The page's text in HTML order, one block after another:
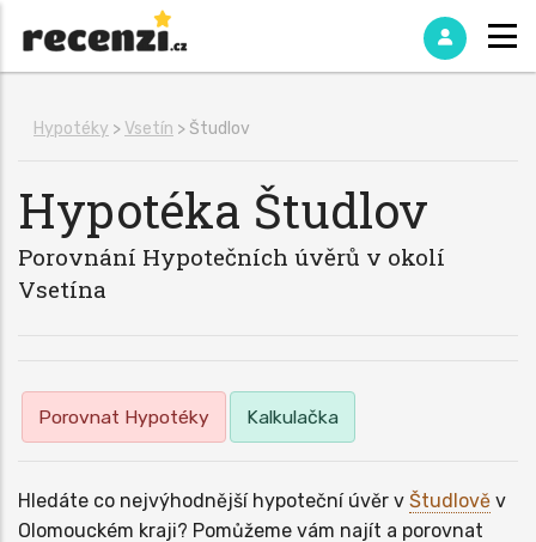
Hypotéky > Vsetín > Študlov
Hypotéka Študlov
Porovnání Hypotečních úvěrů v okolí
Vsetína
Porovnat Hypotéky Kalkulačka
Hledáte co nejvýhodnější hypoteční úvěr v Študlově v
Olomouckém kraji? Pomůžeme vám najít a porovnat